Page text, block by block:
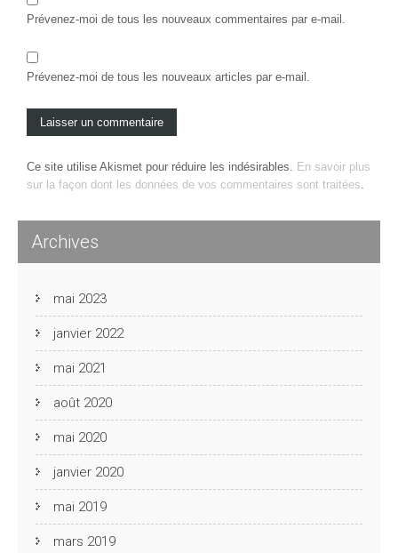
Prévenez-moi de tous les nouveaux commentaires par e-mail.
Prévenez-moi de tous les nouveaux articles par e-mail.
Ce site utilise Akismet pour réduire les indésirables. En savoir plus
sur la façon dont les données de vos commentaires sont traitées.
Archives
mai 2023
janvier 2022
mai 2021
août 2020
mai 2020
janvier 2020
mai 2019
mars 2019